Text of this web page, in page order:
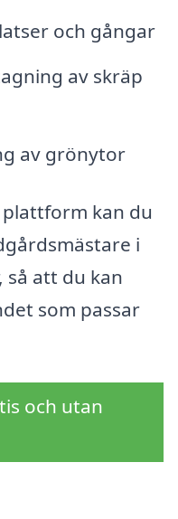
och gångar
av skräp
av grönytor
kan du
i
så att du kan
som passar
och utan